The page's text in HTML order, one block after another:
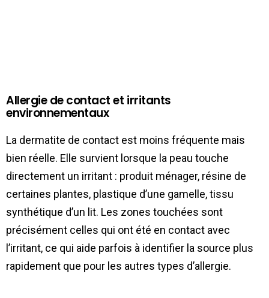
Allergie de contact et irritants
environnementaux
La dermatite de contact est moins fréquente mais
bien réelle. Elle survient lorsque la peau touche
directement un irritant : produit ménager, résine de
certaines plantes, plastique d’une gamelle, tissu
synthétique d’un lit. Les zones touchées sont
précisément celles qui ont été en contact avec
l’irritant, ce qui aide parfois à identifier la source plus
rapidement que pour les autres types d’allergie.